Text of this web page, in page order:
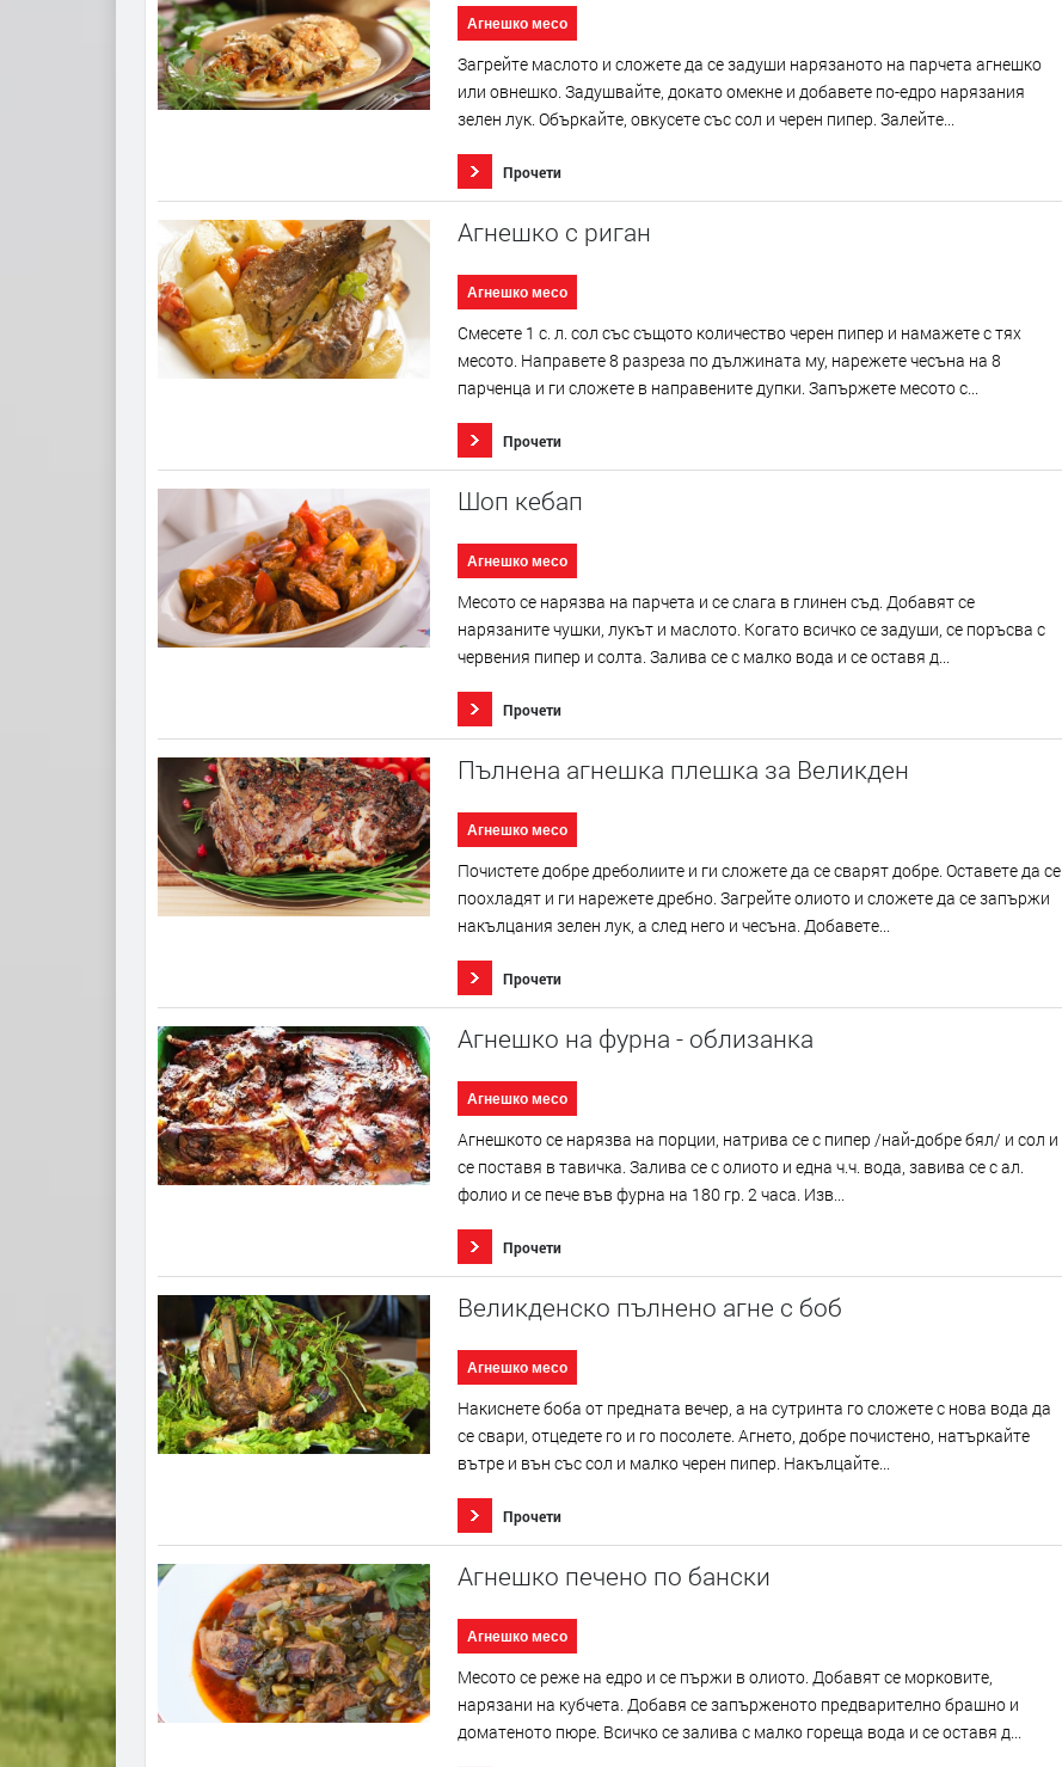
Агнешко месо
Загрейте маслото и сложете да се задуши нарязаното на парчета агнешко
или овнешко. Задушвайте, докато омекне и добавете по-едро нарязания
зелен лук. Объркайте, овкусете със сол и черен пипер. Залейте...
Прочети
Агнешко с риган
Агнешко месо
Смесете 1 с. л. сол със същото количество черен пипер и намажете с тях
месото. Направете 8 разреза по дължината му, нарежете чесъна на 8
парченца и ги сложете в направените дупки. Запържете месото с...
Прочети
Шоп кебап
Агнешко месо
Месото се нарязва на парчета и се слага в глинен съд. Добавят се
нарязаните чушки, лукът и маслото. Когато всичко се задуши, се поръсва с
червения пипер и солта. Залива се с малко вода и се оставя д...
Прочети
Пълнена агнешка плешка за Великден
Агнешко месо
Почистете добре дреболиите и ги сложете да се сварят добре. Оставете да се
поохладят и ги нарежете дребно. Загрейте олиото и сложете да се запържи
накълцания зелен лук, а след него и чесъна. Добавете...
Прочети
Агнешко на фурна - облизанка
Агнешко месо
Агнешкото се нарязва на порции, натрива се с пипер /най-добре бял/ и сол и
се поставя в тавичка. Залива се с олиото и една ч.ч. вода, завива се с ал.
фолио и се пече във фурна на 180 гр. 2 часа. Изв...
Прочети
Великденско пълнено агне с боб
Агнешко месо
Накиснете боба от предната вечер, а на сутринта го сложете с нова вода да
се свари, отцедете го и го посолете. Агнето, добре почистено, натъркайте
вътре и вън със сол и малко черен пипер. Накълцайте...
Прочети
Агнешко печено по бански
Агнешко месо
Месото се реже на едро и се пържи в олиото. Добавят се морковите,
нарязани на кубчета. Добавя се запърженото предварително брашно и
доматеното пюре. Всичко се залива с малко гореща вода и се оставя д...